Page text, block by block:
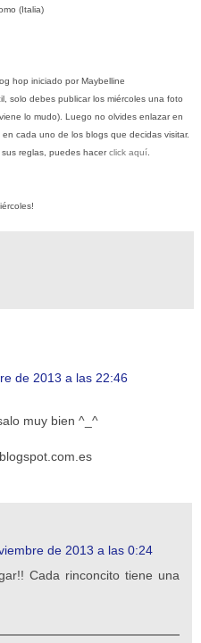
(Italia)
hop iniciado por Maybelline
solo debes publicar los miércoles una foto
lo mudo). Luego no olvides enlazar en
cada uno de los blogs que decidas visitar.
reglas, puedes hacerclick aquí.
de 2013 a las 22:46
muy bien ^_^
de 2013 a las 0:24
Cada rinconcito tiene una